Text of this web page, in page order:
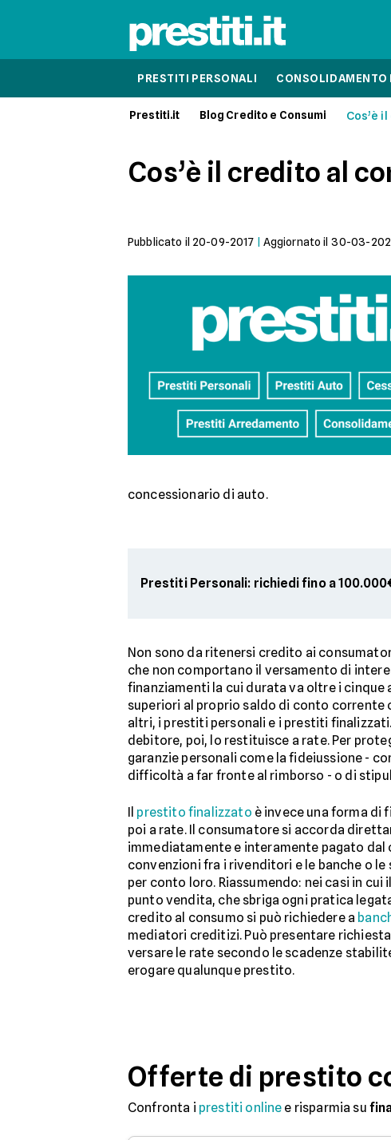
PRESTITI PERSONALI CONSOLIDAMENTO
Prestiti.it Blog Credito e Consumi Cos’è
Cos’è il credito al
Pubblicato il 20-09-2017 Aggiornato il 30-03-
concessionario di auto.
Prestiti Personali: richiedi fino a
Non sono da ritenersi credito ai
che non comportano il versamento di
finanziamenti la cui durata va oltre i cinque
superiori al proprio saldo di conto
altri, i prestiti personali e i prestiti
debitore, poi, lo restituisce a rate. Per
garanzie personali come la fideiussione -
difficoltà a far fronte al rimborso - o di
Il prestito finalizzato è invece una forma di
poi a rate. Il consumatore si accorda
immediatamente e interamente pagato
convenzioni fra i rivenditori e le banche o
per conto loro. Riassumendo: nei casi in
punto vendita, che sbriga ogni pratica
credito al consumo si può richiedere a
mediatori creditizi. Può presentare
versare le rate secondo le scadenze
erogare qualunque prestito.
Offerte di prestito
Confronta i prestiti online e risparmia su